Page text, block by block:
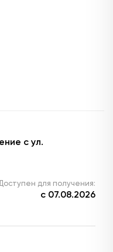
с ул.
для получения:
с 07.08.2026